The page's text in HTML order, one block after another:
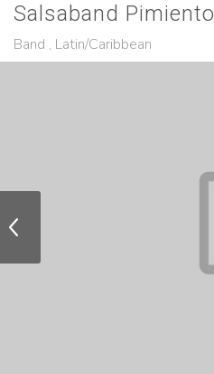
Salsaband Pimiento
Band , Latin/Caribbean